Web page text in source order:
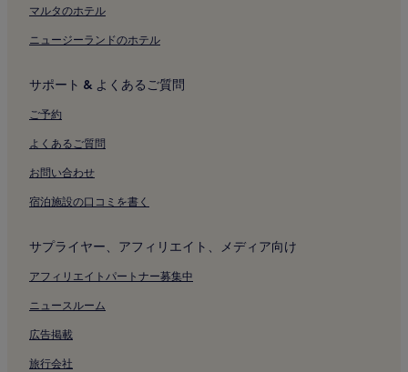
マルタのホテル
ニュージーランドのホテル
サポート & よくあるご質問
ご予約
よくあるご質問
お問い合わせ
宿泊施設の口コミを書く
サプライヤー、アフィリエイト、メディア向け
アフィリエイトパートナー募集中
ニュースルーム
広告掲載
旅行会社